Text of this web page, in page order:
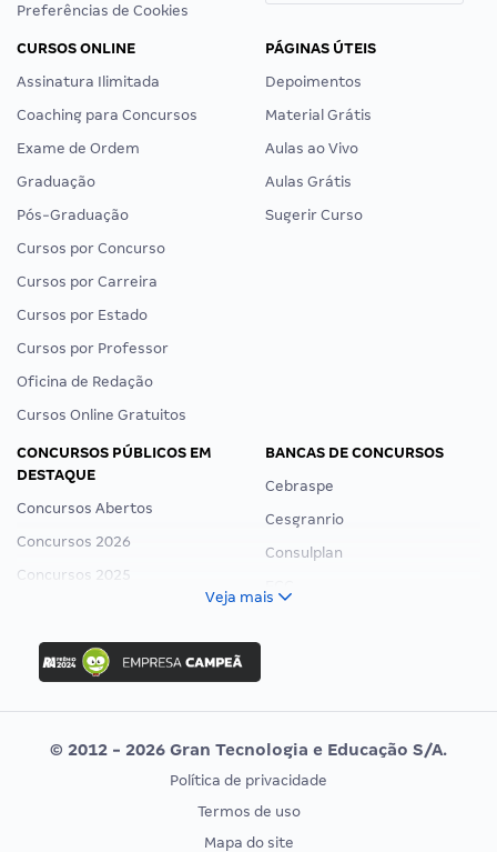
Preferências de Cookies
CURSOS ONLINE
Assinatura Ilimitada
Coaching para Concursos
Exame de Ordem
Graduação
Pós-Graduação
Cursos por Concurso
Cursos por Carreira
Cursos por Estado
Cursos por Professor
Oficina de Redação
Cursos Online Gratuitos
PÁGINAS ÚTEIS
Depoimentos
Material Grátis
Aulas ao Vivo
Aulas Grátis
Sugerir Curso
CONCURSOS PÚBLICOS EM
DESTAQUE
Concursos Abertos
Concursos 2026
Concursos 2025
Concurso Ibama
Concurso MPU
Editais publicados
BANCAS DE CONCURSOS
Cebraspe
Cesgranrio
Consulplan
Vunesp
CONCURSOS POR PROFISSÃO
EXAME DE ORDEM
Veja mais
© 2012 - 2026 Gran Tecnologia e Educação S/A.
Política de privacidade
Termos de uso
Mapa do site